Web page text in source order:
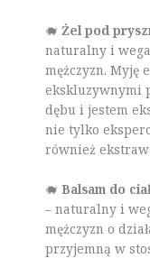
🐗 Żel pod
naturalny i
mężczyzn. Myję
ekskluzywnymi
dębu i jestem
nie tylko
również
🐗 Balsam do
– naturalny i
mężczyzn o
przyjemną w